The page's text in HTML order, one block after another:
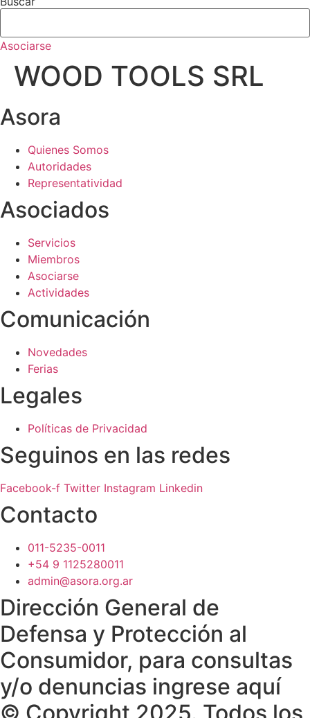
Asociarse
WOOD TOOLS SRL
Asora
Quienes Somos
Autoridades
Representatividad
Asociados
Servicios
Miembros
Asociarse
Actividades
Comunicación
Novedades
Ferias
Legales
Políticas de Privacidad
Seguinos en las redes
Facebook-f Twitter Instagram Linkedin
Contacto
011-5235-0011
+54 9 1125280011
admin@asora.org.ar
Dirección General de
Defensa y Protección al
Consumidor, para consultas
y/o denuncias ingrese aquí